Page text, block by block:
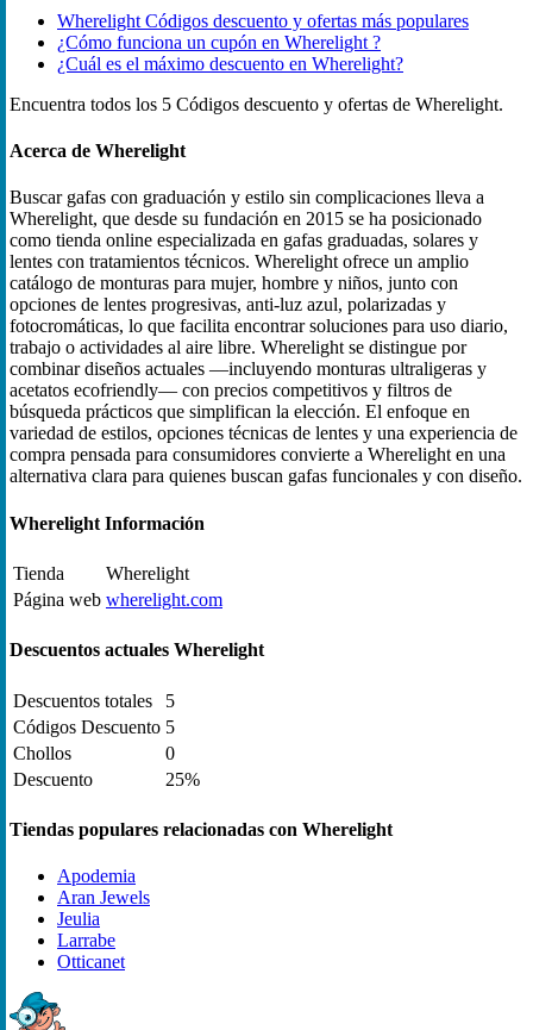
Wherelight Códigos descuento y ofertas más populares
¿Cómo funciona un cupón en Wherelight ?
¿Cuál es el máximo descuento en Wherelight?
Encuentra todos los 5 Códigos descuento y ofertas de Wherelight.
Acerca de Wherelight
Buscar gafas con graduación y estilo sin complicaciones lleva a
Wherelight, que desde su fundación en 2015 se ha posicionado
como tienda online especializada en gafas graduadas, solares y
lentes con tratamientos técnicos. Wherelight ofrece un amplio
catálogo de monturas para mujer, hombre y niños, junto con
opciones de lentes progresivas, anti‑luz azul, polarizadas y
fotocromáticas, lo que facilita encontrar soluciones para uso diario,
trabajo o actividades al aire libre. Wherelight se distingue por
combinar diseños actuales —incluyendo monturas ultraligeras y
acetatos ecofriendly— con precios competitivos y filtros de
búsqueda prácticos que simplifican la elección. El enfoque en
variedad de estilos, opciones técnicas de lentes y una experiencia de
compra pensada para consumidores convierte a Wherelight en una
alternativa clara para quienes buscan gafas funcionales y con diseño.
Wherelight Información
Tienda
Wherelight
Página web wherelight.com
Descuentos actuales Wherelight
Descuentos totales
5
Códigos Descuento 5
Chollos
0
Descuento
25%
Tiendas populares relacionadas con Wherelight
Apodemia
Aran Jewels
Jeulia
Larrabe
Otticanet